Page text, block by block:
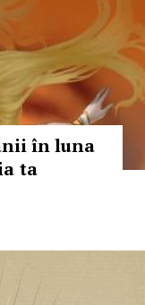
în luna
ta